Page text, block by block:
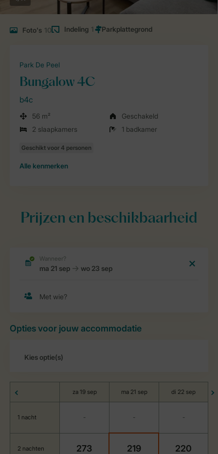
Foto's 10 Indeling 1
Park De Peel
Bungalow 4C
b4c
56 m²
Geschakeld
2 slaapkamers
1 badkamer
Alle kenmerken
Prijzen en beschikbaarheid
Opties voor jouw accommodatie
za 19 sep ma 21 sep di 22 sep
1 nacht - - -
2 nachten 273 219 220